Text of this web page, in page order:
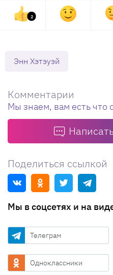
2
Энн Хэтэуэй
Комментарии
Мы знаем, вам есть что
Поделиться ссылкой
Мы в соцсетях и на
Телеграм
Одноклассники